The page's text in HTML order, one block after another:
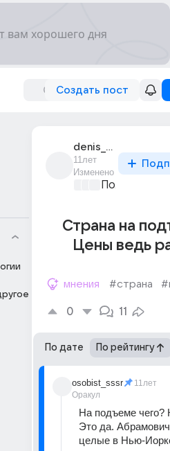
Создать пост
denis_starostin_9
11лет
Изменено
Страна на
Цены ведь
мнения #страна
0 11
По дате По рейтингу
osobist_sssr
Оракул
11лет
На подъеме чего?
Это да.
целые в Нью-